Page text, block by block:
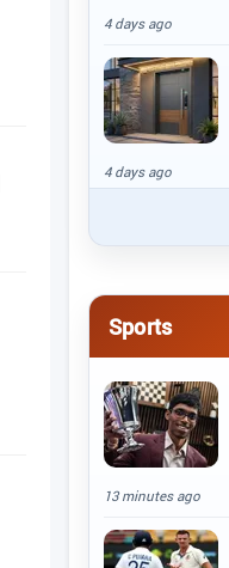
4 days ago
4 days ago
Sports
13 minutes ago